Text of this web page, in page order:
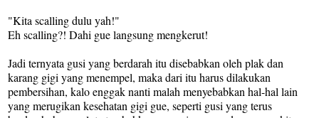
"Kita scalling dulu yah!"
Eh scalling?! Dahi gue langsung mengkerut!
Jadi ternyata gusi yang berdarah itu disebabkan oleh plak dan
karang gigi yang menempel, maka dari itu harus dilakukan
pembersihan, kalo enggak nanti malah menyebabkan hal-hal lain
yang merugikan kesehatan gigi gue, seperti gusi yang terus